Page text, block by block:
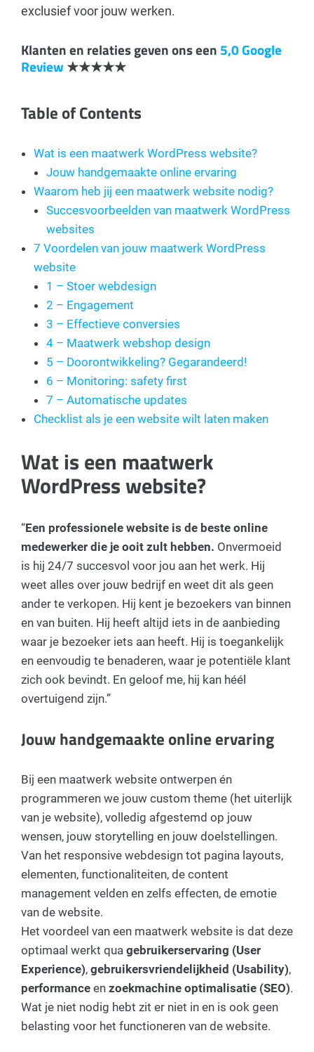
exclusief voor jouw werken.
Klanten en relaties geven ons een 5,0 Google
Review ★★★★★
Table of Contents
Wat is een maatwerk WordPress website?
Jouw handgemaakte online ervaring
Waarom heb jij een maatwerk website nodig?
Succesvoorbeelden van maatwerk WordPress
websites
7 Voordelen van jouw maatwerk WordPress
website
1 – Stoer webdesign
2 – Engagement
3 – Effectieve conversies
4 – Maatwerk webshop design
5 – Doorontwikkeling? Gegarandeerd!
6 – Monitoring: safety first
7 – Automatische updates
Checklist als je een website wilt laten maken
Wat is een maatwerk
WordPress website?
“Een professionele website is de beste online
medewerker die je ooit zult hebben. Onvermoeid
is hij 24/7 succesvol voor jou aan het werk. Hij
weet alles over jouw bedrijf en weet dit als geen
ander te verkopen. Hij kent je bezoekers van binnen
en van buiten. Hij heeft altijd iets in de aanbieding
waar je bezoeker iets aan heeft. Hij is toegankelijk
en eenvoudig te benaderen, waar je potentiële klant
zich ook bevindt. En geloof me, hij kan héél
overtuigend zijn.”
Jouw handgemaakte online ervaring
Bij een maatwerk website ontwerpen én
programmeren we jouw custom theme (het uiterlijk
van je website), volledig afgestemd op jouw
wensen, jouw storytelling en jouw doelstellingen.
Van het responsive webdesign tot pagina layouts,
elementen, functionaliteiten, de content
management velden en zelfs effecten, de emotie
van de website.
Het voordeel van een maatwerk website is dat deze
optimaal werkt qua gebruikerservaring (User
Experience), gebruikersvriendelijkheid (Usability),
performance en zoekmachine optimalisatie (SEO).
Wat je niet nodig hebt zit er niet in en is ook geen
belasting voor het functioneren van de website.